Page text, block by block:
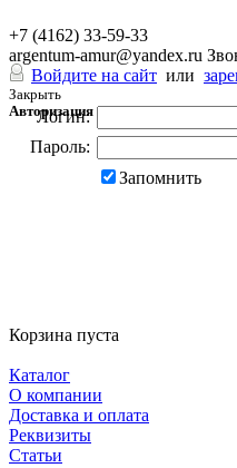
+7 (4162) 33-59-33
argentum-amur@yandex.ru
Войдите на сайт или
Закрыть
Авторизация
Логин:
Пароль:
Запомнить
Корзина пуста
Каталог
О компании
Доставка и оплата
Реквизиты
Статьи